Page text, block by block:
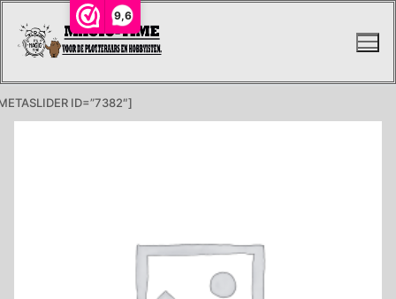
9,6
naar
ID=”7382″]